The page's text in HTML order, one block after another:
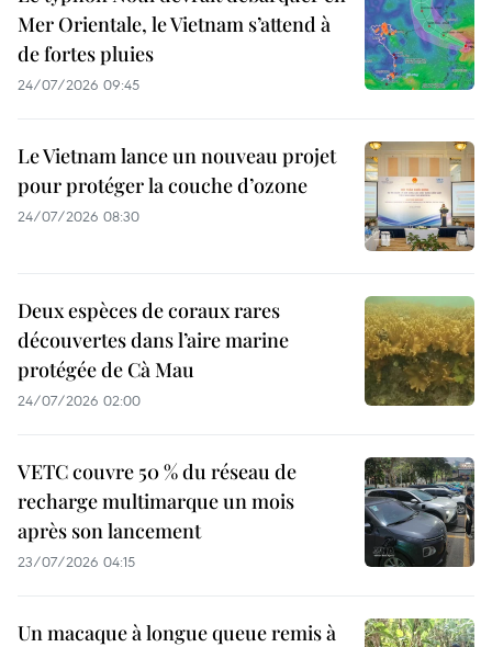
Mer Orientale, le Vietnam s’attend à
de fortes pluies
24/07/2026 09:45
Le Vietnam lance un nouveau projet
pour protéger la couche d’ozone
24/07/2026 08:30
Deux espèces de coraux rares
découvertes dans l’aire marine
protégée de Cà Mau
24/07/2026 02:00
VETC couvre 50 % du réseau de
recharge multimarque un mois
après son lancement
23/07/2026 04:15
Un macaque à longue queue remis à